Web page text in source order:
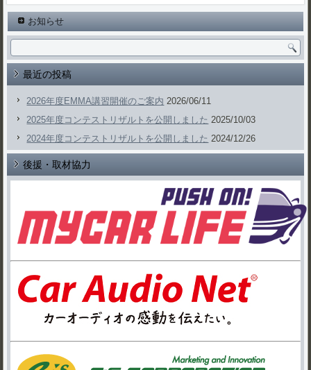
お知らせ
最近の投稿
2026年度EMMA講習開催のご案内 2026/06/11
2025年度コンテストリザルトを公開しました 2025/10/03
2024年度コンテストリザルトを公開しました 2024/12/26
後援・取材協力